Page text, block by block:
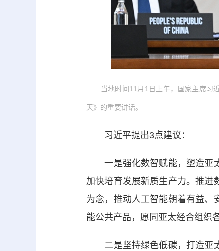
当地时间11月1日上午，国家主席习
天》的重要讲话。
习近平提出3点建议：
一是强化数智赋能，塑造亚太
加快培育发展新质生产力。推进
为念，推动人工智能朝着有益、
能公共产品，愿同亚太经合组织
二是坚持绿色低碳，打造亚太